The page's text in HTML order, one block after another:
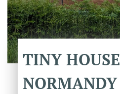
TINYHOUSE
NORMANDY